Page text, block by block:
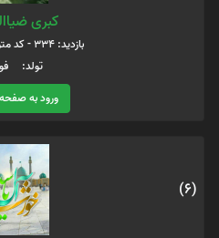
کبری
بازدید: 334 - کد متوفی: 33321
تولد:
ورود به
(6)